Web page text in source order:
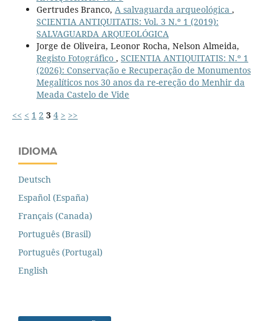
Gertrudes Branco, A salvaguarda arqueológica ,
SCIENTIA ANTIQUITATIS: Vol. 3 N.º 1 (2019):
SALVAGUARDA ARQUEOLÓGICA
Jorge de Oliveira, Leonor Rocha, Nelson Almeida,
Registo Fotográfico , SCIENTIA ANTIQUITATIS: N.º 1
(2026): Conservação e Recuperação de Monumentos
Megalíticos nos 30 anos da re-ereção do Menhir da
Meada Castelo de Vide
<< < 1 2 3 4 > >>
IDIOMA
Deutsch
Español (España)
Français (Canada)
Português (Brasil)
Português (Portugal)
English